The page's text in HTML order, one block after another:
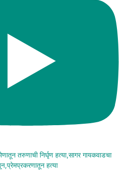
तरुणाची निर्घृण हत्या,सागर गायकवाडचा
हत्या